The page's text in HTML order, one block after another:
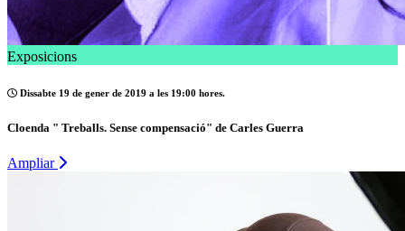
Exposicions
Dissabte 19 de gener de 2019 a les 19:00 hores.
Cloenda " Treballs. Sense compensació" de Carles Guerra
Ampliar